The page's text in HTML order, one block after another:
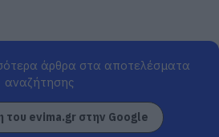
άρθρα στα αποτελέσματα
αναζήτησης
του evima.gr στην Google